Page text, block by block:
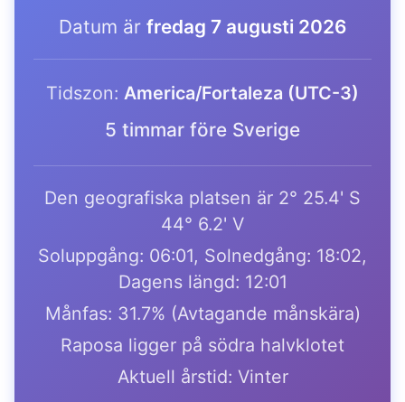
Datum är fredag 7 augusti 2026
Tidszon: America/Fortaleza (UTC-3)
5 timmar före Sverige
Den geografiska platsen är 2° 25.4' S
44° 6.2' V
Soluppgång: 06:01, Solnedgång: 18:02,
Dagens längd: 12:01
Månfas: 31.7% (Avtagande månskära)
Raposa ligger på södra halvklotet
Aktuell årstid: Vinter